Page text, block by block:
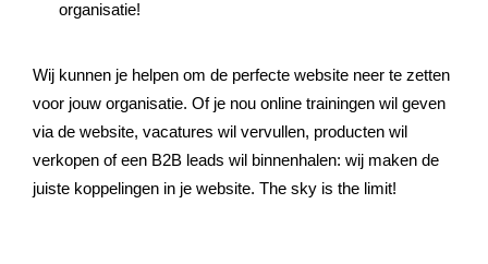
organisatie!
Wij kunnen je helpen om de perfecte website neer te zetten
voor jouw organisatie. Of je nou online trainingen wil geven
via de website, vacatures wil vervullen, producten wil
verkopen of een B2B leads wil binnenhalen: wij maken de
juiste koppelingen in je website. The sky is the limit!